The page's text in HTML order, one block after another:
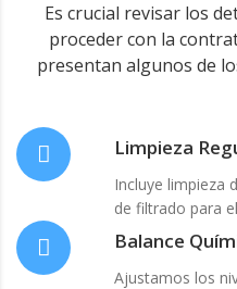
Es crucial revisar los
proceder con la
presentan algunos de
Limpieza
Incluye limpieza
de filtrado para
Balance
Ajustamos los